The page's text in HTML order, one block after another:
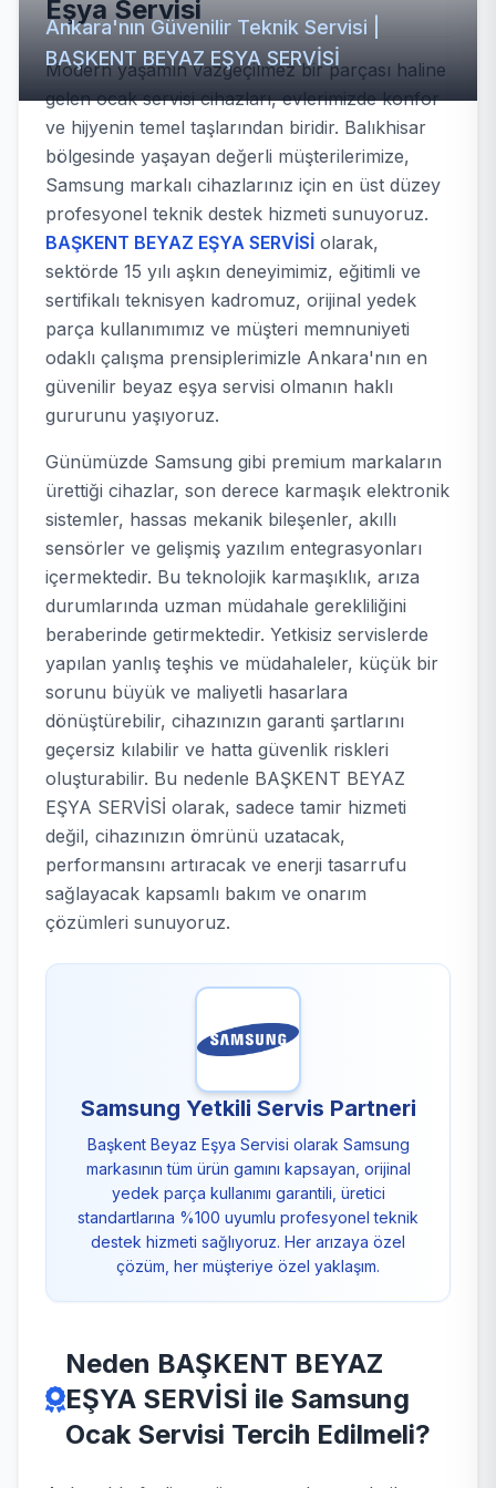
Ankara'nın Güvenilir Teknik Servisi |
BAŞKENT BEYAZ EŞYA SERVİSİ
Eşya Servisi
Modern yaşamın vazgeçilmez bir parçası haline
gelen ocak servisi cihazları, evlerimizde konfor
ve hijyenin temel taşlarından biridir. Balıkhisar
bölgesinde yaşayan değerli müşterilerimize,
Samsung markalı cihazlarınız için en üst düzey
profesyonel teknik destek hizmeti sunuyoruz.
BAŞKENT BEYAZ EŞYA SERVİSİ olarak,
sektörde 15 yılı aşkın deneyimimiz, eğitimli ve
sertifikalı teknisyen kadromuz, orijinal yedek
parça kullanımımız ve müşteri memnuniyeti
odaklı çalışma prensiplerimizle Ankara'nın en
güvenilir beyaz eşya servisi olmanın haklı
gururunu yaşıyoruz.
Günümüzde Samsung gibi premium markaların
ürettiği cihazlar, son derece karmaşık elektronik
sistemler, hassas mekanik bileşenler, akıllı
sensörler ve gelişmiş yazılım entegrasyonları
içermektedir. Bu teknolojik karmaşıklık, arıza
durumlarında uzman müdahale gerekliliğini
beraberinde getirmektedir. Yetkisiz servislerde
yapılan yanlış teşhis ve müdahaleler, küçük bir
sorunu büyük ve maliyetli hasarlara
dönüştürebilir, cihazınızın garanti şartlarını
geçersiz kılabilir ve hatta güvenlik riskleri
oluşturabilir. Bu nedenle BAŞKENT BEYAZ
EŞYA SERVİSİ olarak, sadece tamir hizmeti
değil, cihazınızın ömrünü uzatacak,
performansını artıracak ve enerji tasarrufu
sağlayacak kapsamlı bakım ve onarım
çözümleri sunuyoruz.
Samsung Yetkili Servis Partneri
Başkent Beyaz Eşya Servisi olarak Samsung
markasının tüm ürün gamını kapsayan, orijinal
yedek parça kullanımı garantili, üretici
standartlarına %100 uyumlu profesyonel teknik
destek hizmeti sağlıyoruz. Her arızaya özel
çözüm, her müşteriye özel yaklaşım.
Neden BAŞKENT BEYAZ
EŞYA SERVİSİ ile Samsung
Ocak Servisi Tercih Edilmeli?